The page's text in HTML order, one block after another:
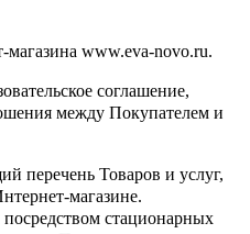
www.eva-novo.ru.
соглашение,
между Покупателем и
перечень Товаров и услуг,
магазине.
стационарных